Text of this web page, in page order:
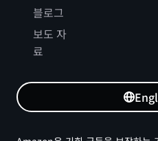
블로그
보도 자
료